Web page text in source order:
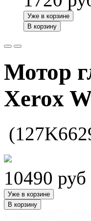
Уже в корзине
В корзину
Мотор
Xerox
10490 руб
Уже в корзине
В корзину